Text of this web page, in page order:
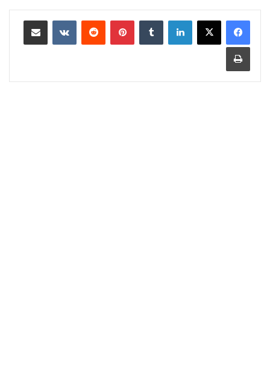
لينكدإن بينتيريست